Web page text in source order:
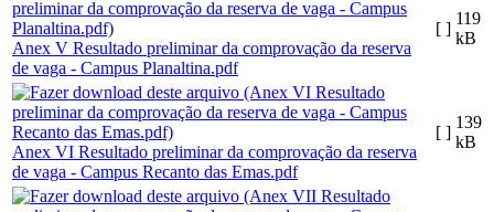
Anex V Resultado preliminar da comprovação da reserva
de vaga - Campus Planaltina.pdf
[ ]
119
kB
Anex VI Resultado preliminar da comprovação da reserva
de vaga - Campus Recanto das Emas.pdf
[ ]
139
kB